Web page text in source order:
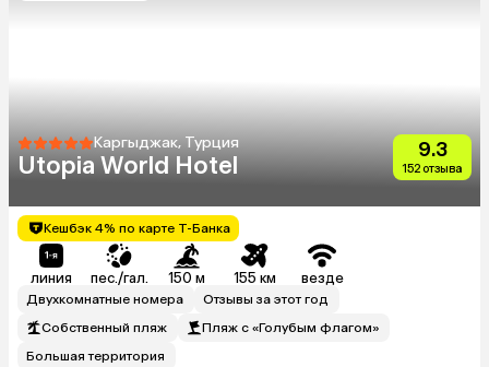
Каргыджак, Турция
Utopia World Hotel
9.3
152 отзыва
Кешбэк 4% по карте Т-Банка
линия пес./гал. 150 м 155 км везде
Двухкомнатные номера
Отзывы за этот год
Собственный пляж
Пляж с «Голубым флагом»
Большая территория